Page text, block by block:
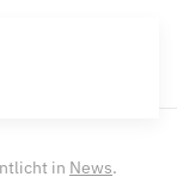
in News.